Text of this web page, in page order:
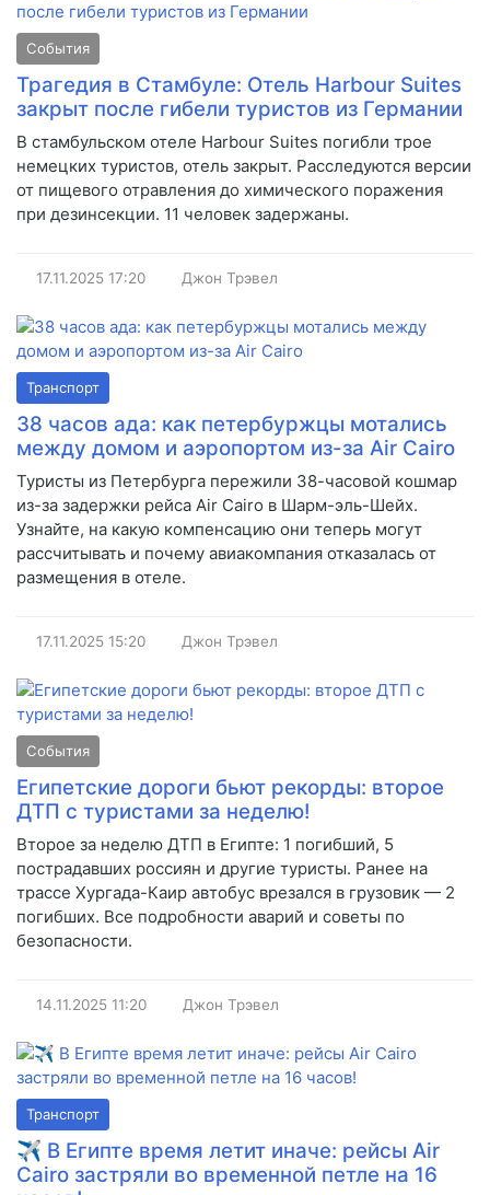
События
Трагедия в Стамбуле: Отель Harbour Suites
закрыт после гибели туристов из Германии
В стамбульском отеле Harbour Suites погибли трое
немецких туристов, отель закрыт. Расследуются версии
от пищевого отравления до химического поражения
при дезинсекции. 11 человек задержаны.
17.11.2025 17:20 Джон Трэвел
Транспорт
38 часов ада: как петербуржцы мотались
между домом и аэропортом из-за Air Cairo
Туристы из Петербурга пережили 38-часовой кошмар
из-за задержки рейса Air Cairo в Шарм-эль-Шейх.
Узнайте, на какую компенсацию они теперь могут
рассчитывать и почему авиакомпания отказалась от
размещения в отеле.
17.11.2025 15:20 Джон Трэвел
События
Египетские дороги бьют рекорды: второе
ДТП с туристами за неделю!
Второе за неделю ДТП в Египте: 1 погибший, 5
пострадавших россиян и другие туристы. Ранее на
трассе Хургада-Каир автобус врезался в грузовик — 2
погибших. Все подробности аварий и советы по
безопасности.
14.11.2025 11:20 Джон Трэвел
Транспорт
✈️ В Египте время летит иначе: рейсы Air
Cairo застряли во временной петле на 16